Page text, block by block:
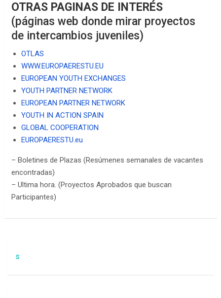
OTRAS PAGINAS DE INTERÉS
(páginas web donde mirar proyectos
de intercambios juveniles)
OTLAS
WWW.EUROPAERESTU.EU
EUROPEAN YOUTH EXCHANGES
YOUTH PARTNER NETWORK
EUROPEAN PARTNER NETWORK
YOUTH IN ACTION SPAIN
GLOBAL COOPERATION
EUROPAERESTU.eu
– Boletines de Plazas (Resúmenes semanales de vacantes
encontradas)
– Ultima hora. (Proyectos Aprobados que buscan
Participantes)